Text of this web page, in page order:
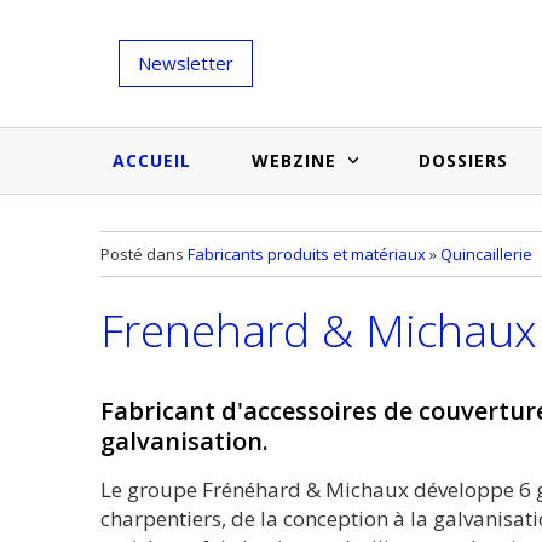
Newsletter
ACCUEIL WEBZINE
Salons et évènementiels
Médias du bâtiment
Billets d'humeur
Etudes et enquêtes
DOSSIERS
Annuaire
Actualités des membres
Posté dans Fabricants produits et matériaux»Quincaillerie
Frenehard & Michaux
Fabricant d'accessoires de
galvanisation.
Le groupe Frénéhard & Michaux développe
charpentiers, de la conception à la